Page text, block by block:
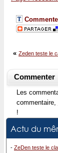
« Zeden teste le
Commenter
Les
commentaire,
!
Actu du
- ZeDen teste le